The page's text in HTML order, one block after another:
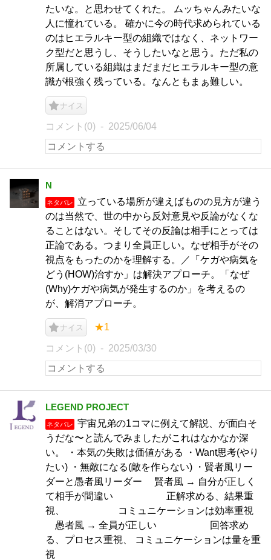
たいな。と思わせてくれた。 ムッちゃんみたいな
人に憧れている。 確かに今の時代求められている
のはヒエラルキー型の組織ではなく、ネットワー
ク型だと思うし、そうしたいなと思う。ただ私の
所属している組織はまだまだヒエラルキー型の意
識が根強く残っている。なんともまぁ難しい。
ナイス
コメント(0) 2025/06/04
N
ネタバレ
立っている場所が違えばものの見方が違う
のは当然で、世の中から反対意見や反論がなくな
ることはない。そしてその反論は相手にとっては
正論である。つまり全員正しい。なぜ相手がその
視点をもったのかを理解する。／「ケガや病気を
どう(HOW)治すか」は解決アプローチ。「なぜ
(Why)ケガや病気が発生するのか」を考えるの
が、解消アプローチ。
ナイス ★1
コメント(0) 2025/03/30
LEGEND PROJECT
ネタバレ
宇宙兄弟の1コマに例えて解説、が面白そ
うだな〜と読んでみましたがこれはなかなか深
い。 ・本気の失敗は価値がある ・Want思考(やり
たい) ・無敵になる(敵を作らない) ・賢者風リー
ダーと愚者風リーダー 賢者風 → 自分が正しく
て相手が間違い 正解求める、結果重
視、 コミュニケーションは効率重視
愚者風 → 全員が正しい 回答求め
る、プロセス重視、 コミュニケーションは量を重
視